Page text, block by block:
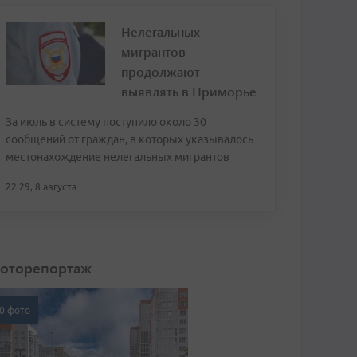
Нелегальных
мигрантов
продолжают
выявлять в Приморье
За июль в систему поступило около 30
сообщений от граждан, в которых указывалось
местонахождение нелегальных мигрантов
22:29, 8 августа
фото